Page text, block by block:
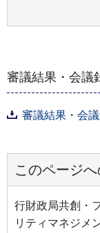
審議結果・会議
審議結果・会
このページ
行財政局共創・
リティマネジメ